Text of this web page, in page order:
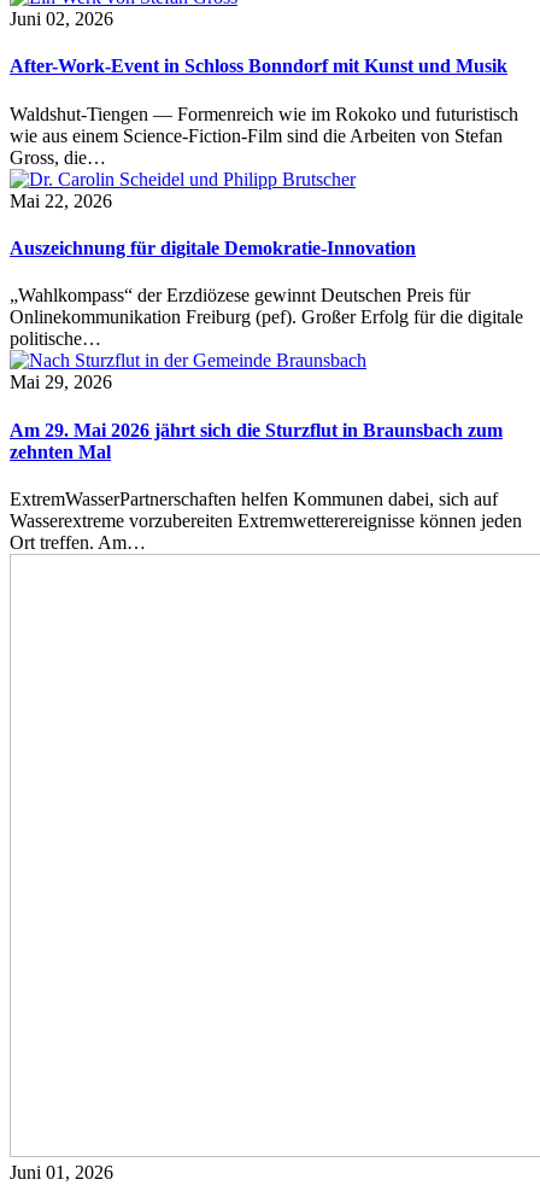
Juni 02, 2026
After-Work-Event in Schloss Bonndorf mit Kunst und Musik
Waldshut-Tiengen — Formenreich wie im Rokoko und futuristisch
wie aus einem Science-Fiction-Film sind die Arbeiten von Stefan
Gross, die…
Mai 22, 2026
Auszeichnung für digitale Demokratie-Innovation
„Wahlkompass“ der Erzdiözese gewinnt Deutschen Preis für
Onlinekommunikation Freiburg (pef). Großer Erfolg für die digitale
politische…
Mai 29, 2026
Am 29. Mai 2026 jährt sich die Sturzflut in Braunsbach zum
zehnten Mal
ExtremWasserPartnerschaften helfen Kommunen dabei, sich auf
Wasserextreme vorzubereiten Extremwetterereignisse können jeden
Ort treffen. Am…
Juni 01, 2026